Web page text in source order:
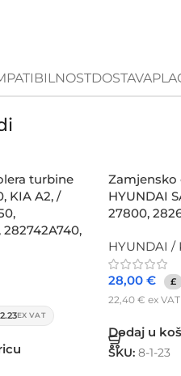
DOSTAVA
turbine
KIA A2, /
282742A740,
EX VAT
Zamjensko
HYUNDAI
27800,
HYUNDAI /
28,00 € £
22,40 € ex VAT
Dodaj u
SKU: 8-1-23